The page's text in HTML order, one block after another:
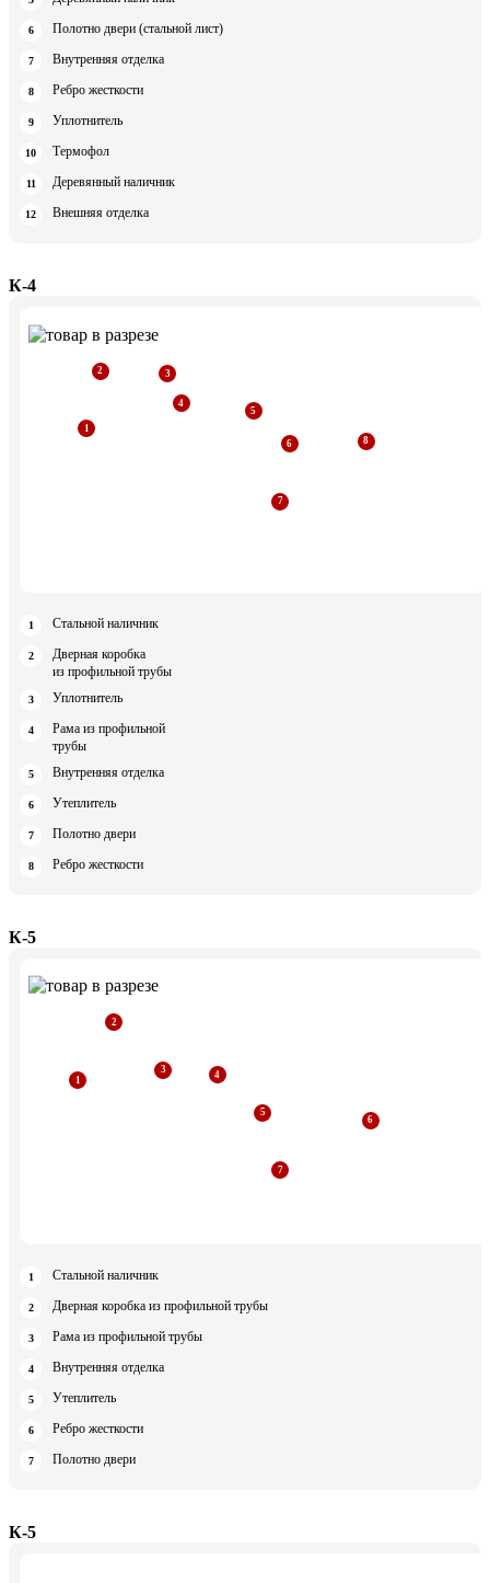
Полотно двери (стальной лист)
Внутренняя отделка
Ребро жесткости
Уплотнитель
Термофол
Деревянный наличник
Внешняя отделка
К-4
Стальной наличник
Дверная коробка
из профильной трубы
Уплотнитель
Рама из профильной
трубы
Внутренняя отделка
Утеплитель
Полотно двери
Ребро жесткости
К-5
Стальной наличник
Дверная коробка из профильной трубы
Рама из профильной трубы
Внутренняя отделка
Утеплитель
Ребро жесткости
Полотно двери
К-5